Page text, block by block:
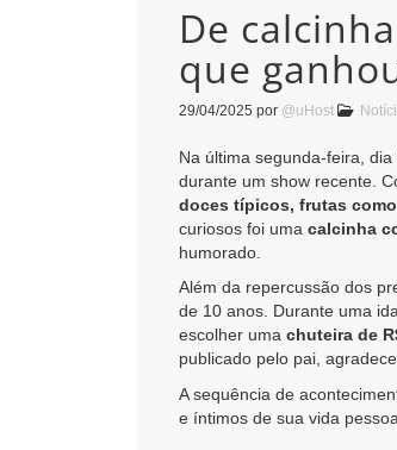
De
que
29/04/2025 por @uHost
Na última segunda-feira,
durante um show recente.
doces típicos, frutas
curiosos foi uma calcinha
humorado.
Além da repercussão dos
de 10 anos. Durante uma
escolher uma chuteira de
publicado pelo pai,
A sequência de
e íntimos de sua vida